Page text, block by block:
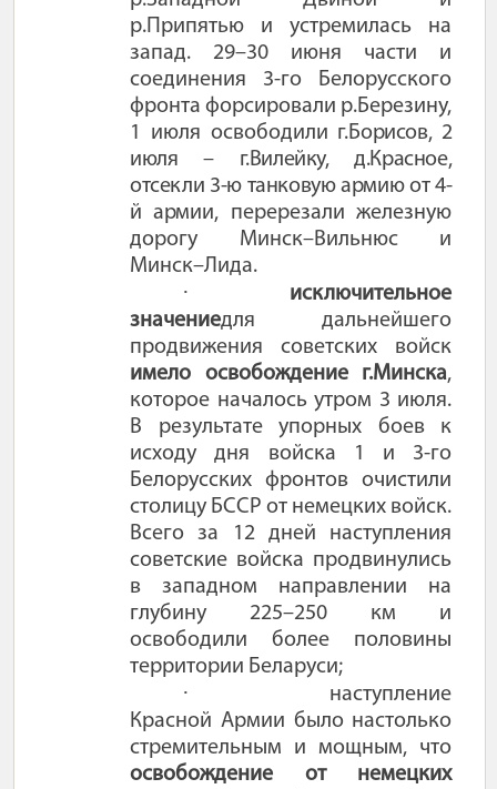
р.Припятью и устремилась на
запад. 29–30 июня части и
соединения 3-го Белорусского
фронта форсировали р.Березину,
1 июля освободили г.Борисов, 2
июля – г.Вилейку, д.Красное,
отсекли 3-ю танковую армию от 4-
й армии, перерезали железную
дорогу Минск–Вильнюс и
Минск–Лида.
·
исключительное
значениедля дальнейшего
продвижения советских войск
имело освобождение г.Минска,
которое началось утром 3 июля.
В результате упорных боев к
исходу дня войска 1 и 3-го
Белорусских фронтов очистили
столицу БССР от немецких войск.
Всего за 12 дней наступления
советские войска продвинулись
в западном направлении на
глубину 225–250 км и
освободили более половины
территории Беларуси;
·
наступление
Красной Армии было настолько
стремительным и мощным, что
освобождение от немецких